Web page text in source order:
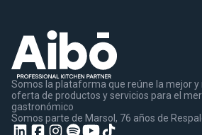
Somos la plataforma que reúne la mejor
oferta de productos y servicios para el
gastronómico
Somos parte de Marsol, 76 años de